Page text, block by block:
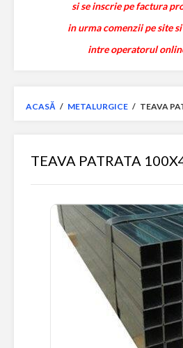
si se inscrie pe factura
in urma comenzii pe site
intre operatorul
ACASĂ / METALURGICE / TEAVA
TEAVA PATRATA